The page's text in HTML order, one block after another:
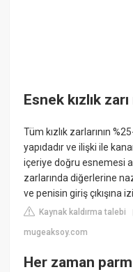
Esnek kızlık
Tüm kızlık zarlarının
yapıdadır ve ilişki ile
içeriye doğru esnemesi
zarlarında diğerlerine
ve penisin giriş çıkışına
Kaynak kaldırma talebi
mugeaksoy.com
Her zaman